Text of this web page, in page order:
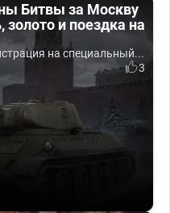
Битвы за Москву
золото и поездка на
на специальный...
3